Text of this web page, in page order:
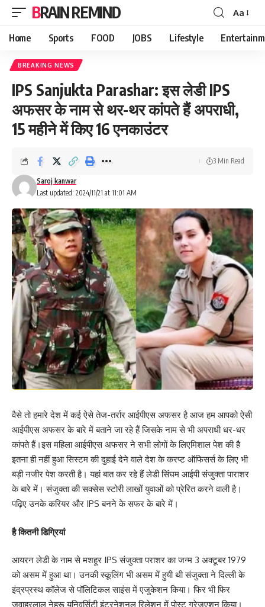
BRAIN REMIND
Font
Resizer
Aa
Home Sports FOOD JOBS Lifestyle
BREAKING NEWS
IPS Sanjukta Parashar: इस लेडी IPS
अफसर के नाम से थर-थर कांपते हैं अपराधी,
15 महीने में किए 16 एनकाउंटर
Last updated: 2024/11/21 at 11:01 AM
Saroj kanwar
3 Min Read
वैसे तो हमारे देश में कई ऐसे तेज-तर्रार आईपीएस अफसर है आज हम आपको ऐसी
आईपीएस अफसर के बारे में बताने जा रहे हैं जिसके नाम से भी अपराधी धर-धर
कांपते हैं।इस महिला आईपीएस अफसर ने सभी लोगों के लिएमिशाल पेश की है
इतना ही नहीं हुआ सिस्टम की दुहाई देने वाले देश के करप्ट ऑफिसर्स के लिए भी
बड़ी नजीर पेश करती है। यहां बात कर रहे हैं लेडी सिंघम आईपी संजुक्ता पाराशर
के बारे में। संजुक्ता की सक्सेस स्टोरी लाखों युवाओं को प्रेरित करने वाली है।
पढ़िए उनके करियर और IPS बनने के सफर के बारे में।
है कितनी डिग्रियां
आयरन लेडी के नाम से मशहूर IPS संजुक्ता पराशर का जन्म 3 अक्टूबर 1979
को असम में हुआ था। उनकी स्कूलिंग भी असम में हुयी थी संजुक्ता ने दिल्ली के
इंद्रप्रस्थ कॉलेज से पॉलिटिकल साइंस में एजुकेशन किया। फिर भी फिर
जवाहरलाल नेहरू यूनिवर्सिटी इंटरनेशनल रिलेशन में पोस्ट ग्रेजुएशन किया।